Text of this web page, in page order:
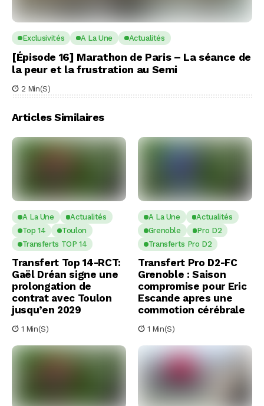
Exclusivités A La Une Actualités
[Épisode 16] Marathon de Paris – La séance de
la peur et la frustration au Semi
2 Min(s)
Articles Similaires
A La Une
Actualités
Top 14
Toulon
Transferts TOP 14
Transfert Top 14-RCT:
Gaël Dréan signe une
prolongation de
contrat avec Toulon
jusqu’en 2029
1 Min(s)
A La Une
Actualités
Grenoble
Pro D2
Transferts Pro D2
Transfert Pro D2-FC
Grenoble : Saison
compromise pour Eric
Escande apres une
commotion cérébrale
1 Min(s)